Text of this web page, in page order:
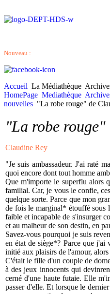
Nouveau :
Accueil La Médiathèque
HomePage Mediathèque
nouvelles "La robe rouge" de
"La robe rouge"
Claudine Rey
"Je suis ambassadeur. J'ai raté
quoi encore dont tout homme
Que m'importe le superflu alors
familial. Car, je vous le confie,
quelque sorte. Parce que mon
de fois le marginal* étouffé sous
faible et incapable de s'insurger
et au malheur de son destin, en
Savez-vous pourquoi je suis
en état de siège*? Parce que j'ai
initié aux plaisirs de l'amour,
C'était le fille d'un couple de
à des jeux innocents qui
cerné d'une haute futaie. Elle
passer d'elle. Et lorsque le